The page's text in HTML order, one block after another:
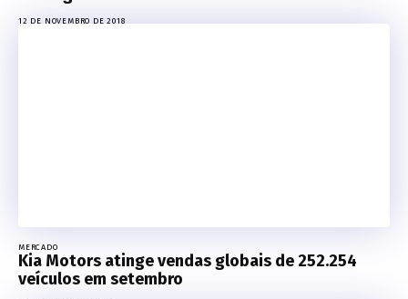
12 DE NOVEMBRO DE 2018
MERCADO
Kia Motors atinge vendas globais de 252.254
veículos em setembro